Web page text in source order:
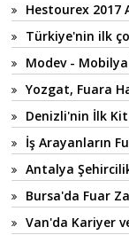
Hestourex 2017
Türkiye'nin ilk
Modev - Mobilya
Yozgat, Fuara
Denizli'nin İlk
İş Arayanların
Antalya
Bursa'da Fuar
Van'da Kariyer